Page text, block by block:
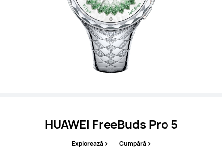
HUAWEI FreeBuds Pro 5
Explorează Cumpără